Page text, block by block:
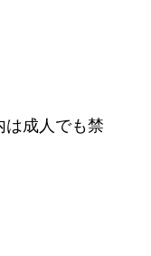
成人でも禁